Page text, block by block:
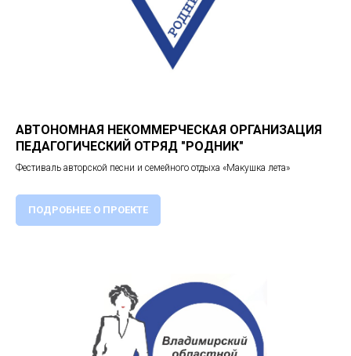
АВТОНОМНАЯ НЕКОММЕРЧЕСКАЯ ОРГАНИЗАЦИЯ
ПЕДАГОГИЧЕСКИЙ ОТРЯД "РОДНИК"
Фестиваль авторской песни и семейного отдыха «Макушка лета»
ПОДРОБНЕЕ О ПРОЕКТЕ